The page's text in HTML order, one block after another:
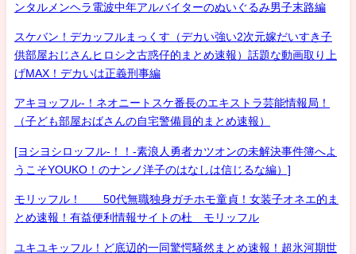
ンタルメンヘラ電波中年アルバイターのぬいぐるみ男子末路編
スケバン！デカッフルまっくす（デカい強い2次元嫁だいすき子
供部屋おじさんヒロシ之古惑仔的まとめ速報）話題な動画取り上
げMAX！デカいは正義刑事編
アキヨッフル-！ネオニートスケ番長のエキストラ芸能情報局！
（子ども部屋おばさんの自宅警備員的まとめ速報）
[ヨシヨシロッフル-！！-素浪人勇者カツオンの未解決事件簿へよ
うこそYOUKO！のナンノ洋子のはなしは信じるな編）]
モリッフル！ 50代無職独身ガチホモ童貞！女装子オネエ的ま
とめ速報！有益便利情報サイトの杜 モリッフル
ユキユキッフル！ど底辺的一同驚愕騒然まとめ速報！超氷河期世